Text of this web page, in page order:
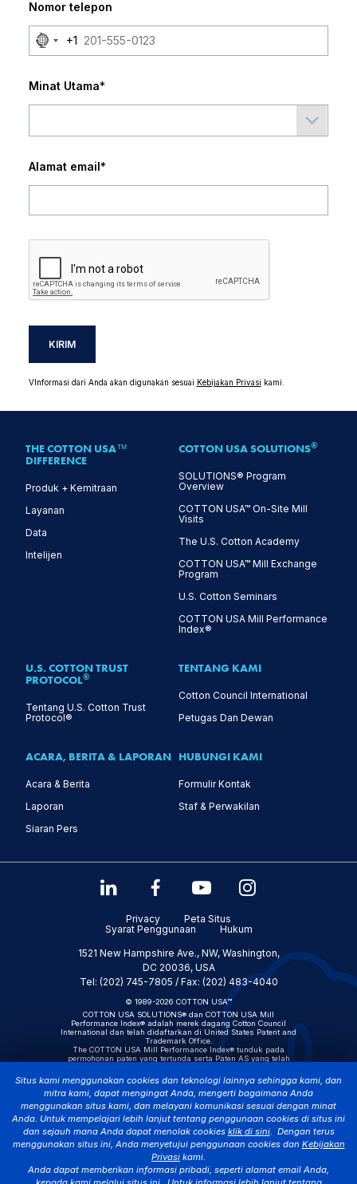
Situs kami menggunakan cookies dan teknologi lainnya sehingga kami, dan
mitra kami, dapat mengingat Anda, mengerti bagaimana Anda
menggunakan situs kami, dan melayani komunikasi sesuai dengan minat
Anda. Untuk mempelajari lebih lanjut tentang penggunaan cookies di situs ini
dan sejauh mana Anda dapat menolak cookies klik di sini. Dengan terus
menggunakan situs ini, Anda menyetujui penggunaan cookies dan Kebijakan
Privasi kami.
Anda dapat memberikan informasi pribadi, seperti alamat email Anda,
Nomor telepon
No
country
+1
Minat Utama*
Alamat email*
KIRIM
VInformasi dari Anda akan digunakan sesuai Kebijakan Privasi kami.
THE COTTON USA™
DIFFERENCE
Produk + Kemitraan
Layanan
Data
Intelijen
COTTON USA SOLUTIONS®
SOLUTIONS® Program
Overview
COTTON USA™ On-Site Mill
Visits
The U.S. Cotton Academy
COTTON USA™ Mill Exchange
Program
U.S. Cotton Seminars
COTTON USA Mill Performance
Index®
U.S. COTTON TRUST
PROTOCOL®
Tentang U.S. Cotton Trust
Protocol®
TENTANG KAMI
Cotton Council International
Petugas Dan Dewan
ACARA, BERITA & LAPORAN
Acara & Berita
Laporan
Siaran Pers
HUBUNGI KAMI
Formulir Kontak
Staf & Perwakilan
Privacy
Peta Situs
Syarat Penggunaan
Hukum
1521 New Hampshire Ave., NW, Washington,
DC 20036, USA
Tel: (202) 745-7805 / Fax: (202) 483-4040
© 1989-2026 COTTON USA™
COTTON USA SOLUTIONS® dan COTTON USA Mill
Performance Index® adalah merek dagang Cotton Council
International dan telah didaftarkan di United States Patent and
Trademark Office.
The COTTON USA Mill Performance Index® tunduk pada
permohonan paten yang tertunda serta Paten AS yang telah